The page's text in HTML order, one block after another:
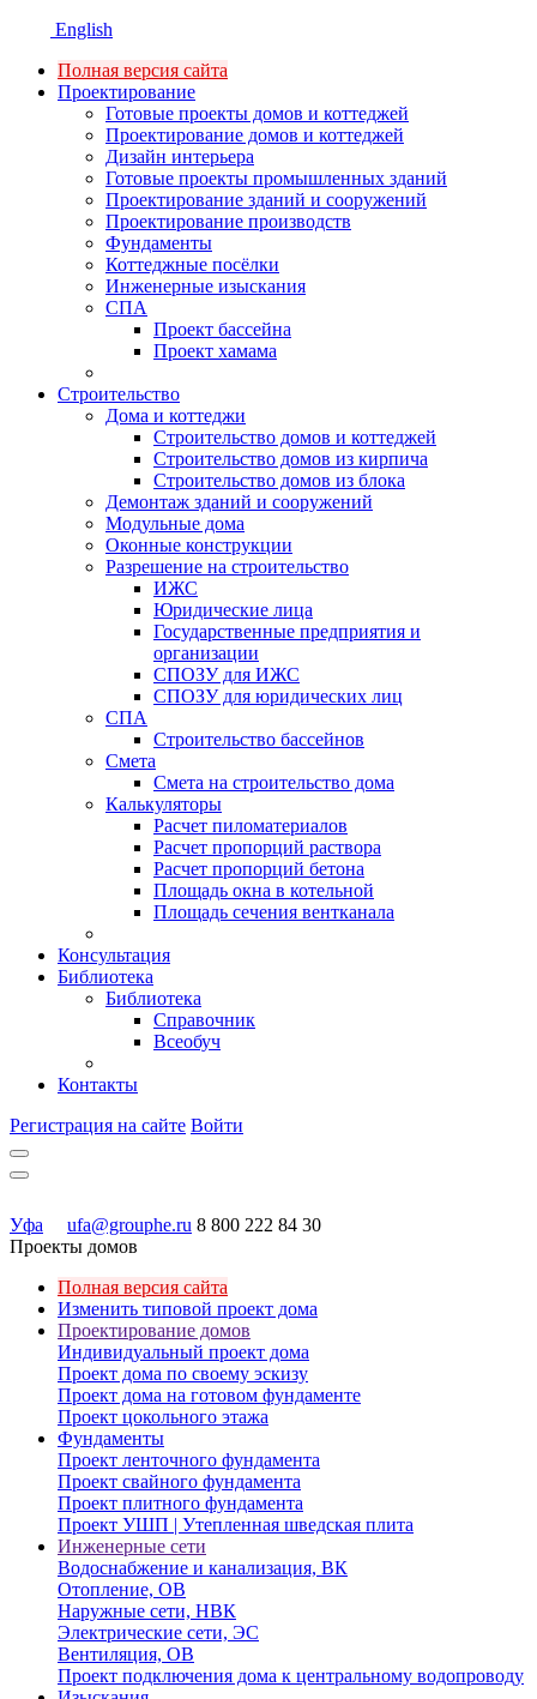
English
Полная версия сайта
Проектирование
Готовые проекты домов и коттеджей
Проектирование домов и коттеджей
Дизайн интерьера
Готовые проекты промышленных зданий
Проектирование зданий и сооружений
Проектирование производств
Фундаменты
Коттеджные посёлки
Инженерные изыскания
СПА
Проект бассейна
Проект хамама
Строительство
Дома и коттеджи
Строительство домов и коттеджей
Строительство домов из кирпича
Строительство домов из блока
Демонтаж зданий и сооружений
Модульные дома
Оконные конструкции
Разрешение на строительство
ИЖС
Юридические лица
Государственные предприятия и
организации
СПОЗУ для ИЖС
СПОЗУ для юридических лиц
СПА
Строительство бассейнов
Смета
Смета на строительство дома
Калькуляторы
Расчет пиломатериалов
Расчет пропорций раствора
Расчет пропорций бетона
Площадь окна в котельной
Площадь сечения вентканала
Консультация
Библиотека
Библиотека
Справочник
Всеобуч
Контакты
Регистрация на сайте Войти
Уфа ufa@grouphe.ru 8 800 222 84 30
Проекты домов
Полная версия сайта
Изменить типовой проект дома
Проектирование домов
Индивидуальный проект дома
Проект дома по своему эскизу
Проект дома на готовом фундаменте
Проект цокольного этажа
Фундаменты
Проект ленточного фундамента
Проект свайного фундамента
Проект плитного фундамента
Проект УШП | Утепленная шведская плита
Инженерные сети
Водоснабжение и канализация, ВК
Отопление, ОВ
Наружные сети, НВК
Электрические сети, ЭС
Вентиляция, ОВ
Проект подключения дома к центральному водопроводу